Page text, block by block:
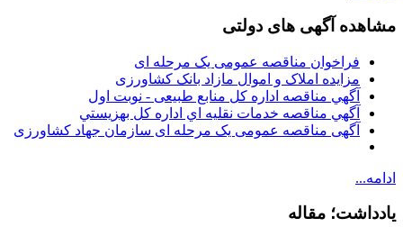
مشاهده آگهی های دولتی
فراخوان مناقصه عمومی یک مرحله ای
مزایده املاک و اموال مازاد بانک کشاورزی
آگهي مناقصه اداره کل منابع طبیعی - نوبت اول
آگهي مناقصه خدمات نقليه اي اداره كل بهزيستي
آگهی مناقصه عمومی یک مرحله ای سازمان جهاد کشاورزی
ادامه...
یادداشت؛ مقاله